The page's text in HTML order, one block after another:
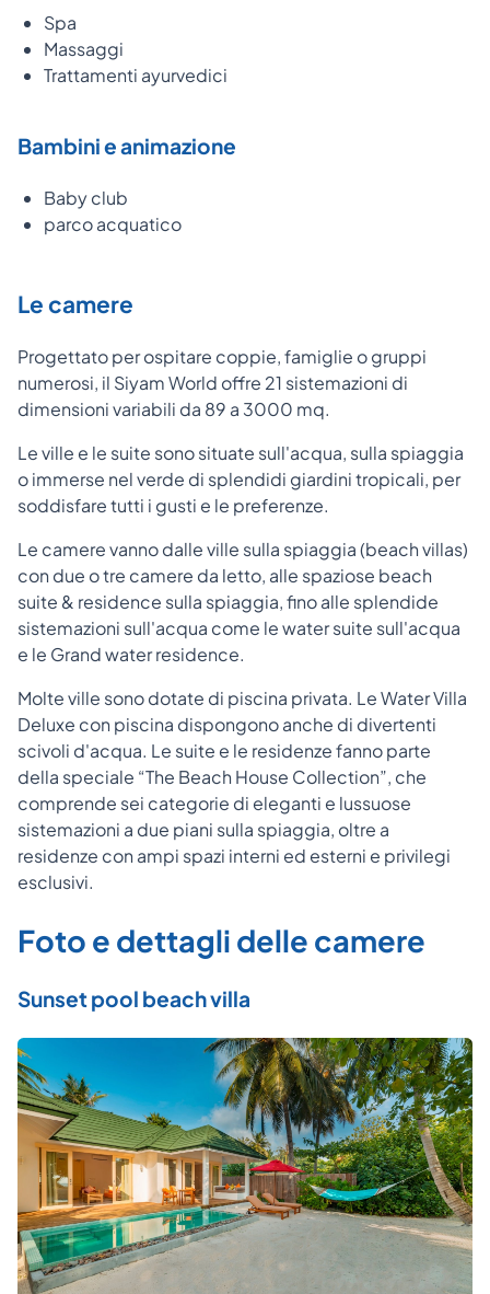
Spa
Massaggi
Trattamenti ayurvedici
Bambini e animazione
Baby club
parco acquatico
Le camere
Progettato per ospitare coppie, famiglie o gruppi
numerosi, il Siyam World offre 21 sistemazioni di
dimensioni variabili da 89 a 3000 mq.
Le ville e le suite sono situate sull'acqua, sulla spiaggia
o immerse nel verde di splendidi giardini tropicali, per
soddisfare tutti i gusti e le preferenze.
Le camere vanno dalle ville sulla spiaggia (beach villas)
con due o tre camere da letto, alle spaziose beach
suite & residence sulla spiaggia, fino alle splendide
sistemazioni sull'acqua come le water suite sull'acqua
e le Grand water residence.
Molte ville sono dotate di piscina privata. Le Water Villa
Deluxe con piscina dispongono anche di divertenti
scivoli d'acqua. Le suite e le residenze fanno parte
della speciale “The Beach House Collection”, che
comprende sei categorie di eleganti e lussuose
sistemazioni a due piani sulla spiaggia, oltre a
residenze con ampi spazi interni ed esterni e privilegi
esclusivi.
Foto e dettagli delle camere
Sunset pool beach villa